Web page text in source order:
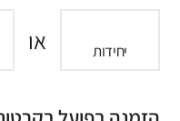
יחידות או